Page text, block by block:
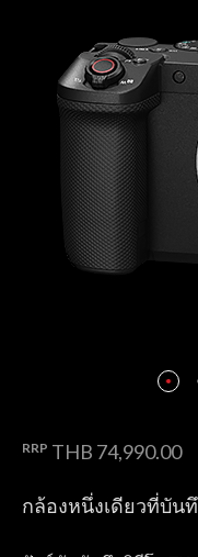
RRP THB 74,990.00
กล้องหนึ่งเดียวที่บัน